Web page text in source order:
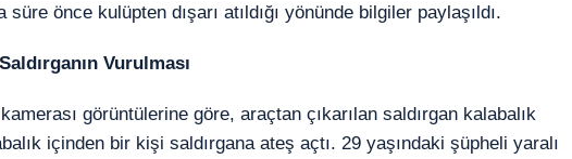
süre önce kulüpten dışarı atıldığı yönünde bilgiler paylaşıldı.
Vurulması
görüntülerine göre, araçtan çıkarılan saldırgan kalabalık
içinden bir kişi saldırgana ateş açtı. 29 yaşındaki şüpheli yaralı